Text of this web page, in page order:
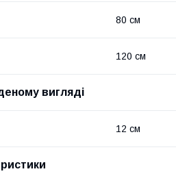
80 см
120 см
вигляді
12 см